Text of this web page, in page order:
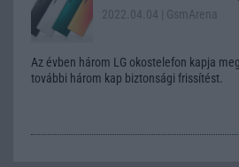
2022.04.04 | GsmArena
Az évben három LG okostelefon kapja
további három kap biztonsági frissítést.